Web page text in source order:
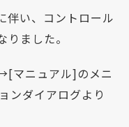
伴い、コントロール
ました。
マニュアル]のメニ
ダイアログより